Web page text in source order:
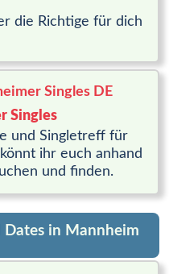
die Richtige für dich
Singles
und Singletreff für
ihr euch anhand
und finden.
in Mannheim